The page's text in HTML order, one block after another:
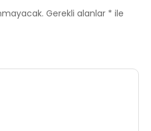
Gerekli alanlar * ile